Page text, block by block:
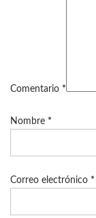
Comentario *
Nombre *
Correo electrónico *